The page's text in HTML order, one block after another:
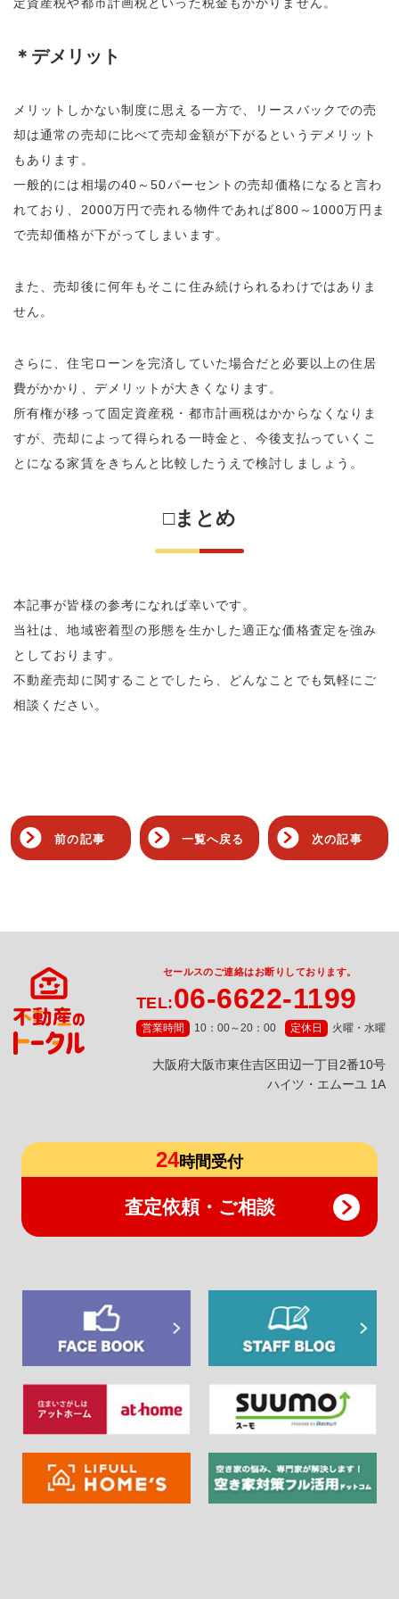
＊デメリット
メリットしかない制度に思える一方で、リースバックでの売
却は通常の売却に比べて売却金額が下がるというデメリット
もあります。
一般的には相場の40～50パーセントの売却価格になると言わ
れており、2000万円で売れる物件であれば800～1000万円ま
で売却価格が下がってしまいます。
また、売却後に何年もそこに住み続けられるわけではありま
せん。
さらに、住宅ローンを完済していた場合だと必要以上の住居
費がかかり、デメリットが大きくなります。
所有権が移って固定資産税・都市計画税はかからなくなりま
すが、売却によって得られる一時金と、今後支払っていくこ
とになる家賃をきちんと比較したうえで検討しましょう。
□まとめ
本記事が皆様の参考になれば幸いです。
当社は、地域密着型の形態を生かした適正な価格査定を強み
としております。
不動産売却に関することでしたら、どんなことでも気軽にご
相談ください。
前の記事 一覧へ戻る 次の記事
セールスのご連絡はお断りしております。
TEL:06-6622-1199
営業時間 10：00～20：00 定休日 火曜・水曜
⼤阪府⼤阪市東住吉区⽥辺⼀丁⽬2番10号
ハイツ・エムーユ 1A
24時間受付
査定依頼・ご相談